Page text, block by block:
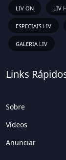
LIV ON LIV
ESPECIAIS LIV
GALERIA LIV
Links
Sobre
Vídeos
Anunciar